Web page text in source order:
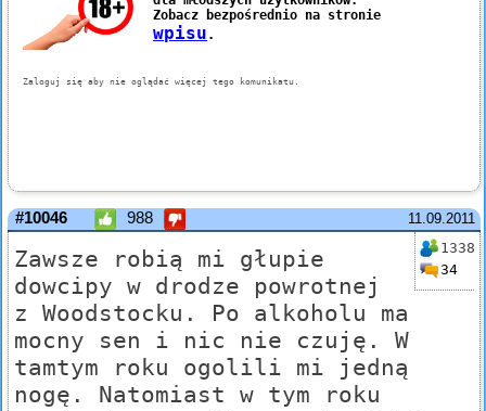
11.09.2011
#10046 988
1338
34
Zawsze robią mi głupie
dowcipy w drodze powrotnej
z Woodstocku. Po alkoholu ma
mocny sen i nic nie czuję. W
tamtym roku ogolili mi jedną
nogę. Natomiast w tym roku